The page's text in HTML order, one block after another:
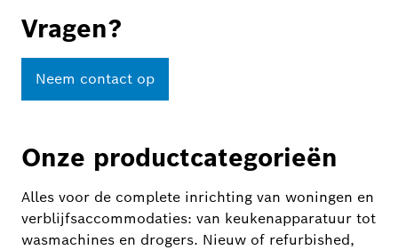
Vragen?
Neem contact op
Onze productcategorieën
Alles voor de complete inrichting van woningen en
verblijfsaccommodaties: van keukenapparatuur tot
wasmachines en drogers. Nieuw of refurbished,